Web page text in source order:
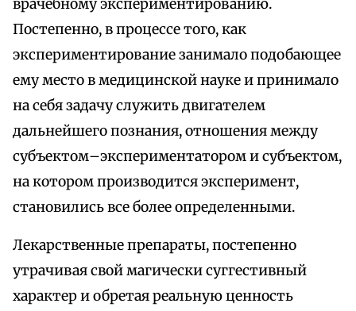
врачебному экспериментированию.
Постепенно, в процессе того, как
экспериментирование занимало подобающее
ему место в медицинской науке и принимало
на себя задачу служить двигателем
дальнейшего познания, отношения между
субъектом–экспериментатором и субъектом,
на котором производится эксперимент,
становились все более определенными.
Лекарственные препараты, постепенно
утрачивая свой магически суггестивный
характер и обретая реальную ценность